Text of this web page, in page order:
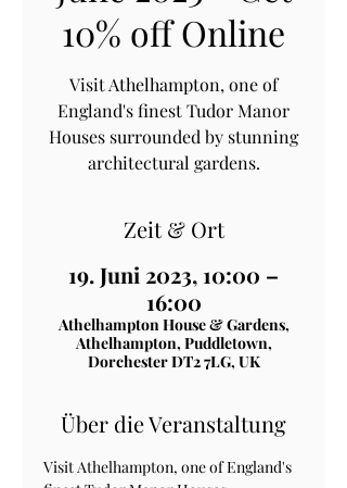
10% off Online
Visit Athelhampton, one of
England's finest Tudor Manor
Houses surrounded by stunning
architectural gardens.
Zeit & Ort
19. Juni 2023, 10:00 –
16:00
Athelhampton House & Gardens,
Athelhampton, Puddletown,
Dorchester DT2 7LG, UK
Über die Veranstaltung
Visit Athelhampton, one of England's